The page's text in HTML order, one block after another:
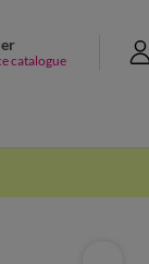
catalogue